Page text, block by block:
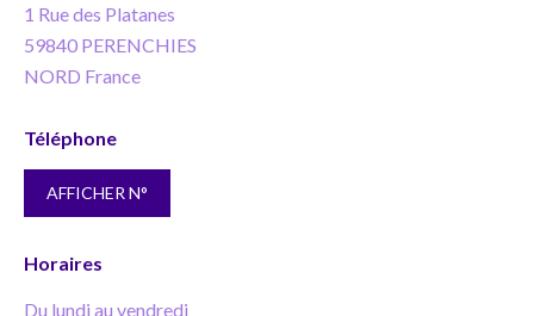
1 Rue des Platanes
59840 PERENCHIES
NORD France
Téléphone
AFFICHER N°
Horaires
Du lundi au vendredi